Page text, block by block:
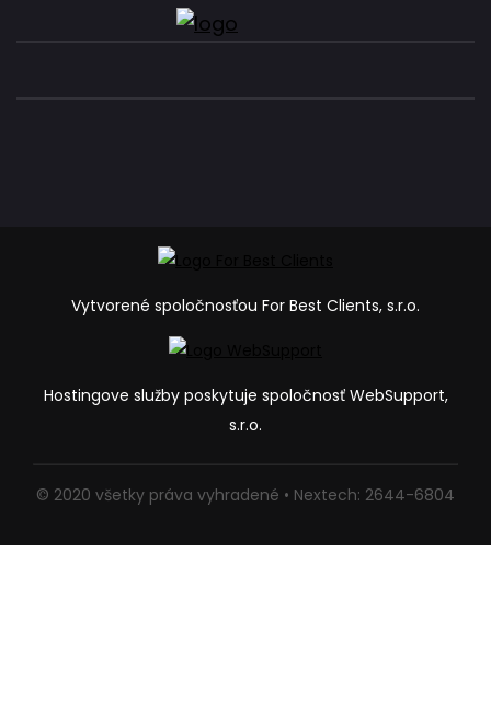
Vytvorené spoločnosťou For Best Clients, s.r.o.
Hostingove služby poskytuje spoločnosť WebSupport,
s.r.o.
© 2020 všetky práva vyhradené • Nextech: 2644-6804